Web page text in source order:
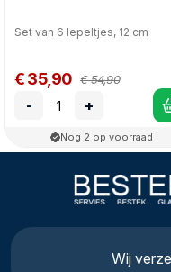
Set van 6 lepeltjes, 12 cm
€ 35,90 € 54,90
- +
Nog 2 op voorraad
Wij